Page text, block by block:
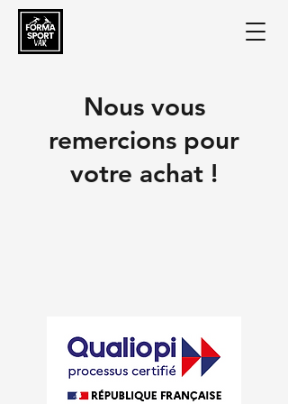
Nous vous
remercions pour
votre achat !